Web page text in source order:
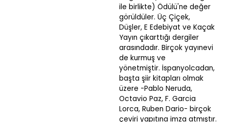
ile birlikte) Ödülü'ne değer
görüldüler. Üç Çiçek,
Düşler, E Edebiyat ve Kaçak
Yayın çıkarttığı dergiler
arasındadır. Birçok yayınevi
de kurmuş ve
yönetmiştir. İspanyolcadan,
başta şiir kitapları olmak
üzere -Pablo Neruda,
Octavio Paz, F. Garcia
Lorca, Ruben Dario- birçok
çeviri yapıtına imza atmıştır.